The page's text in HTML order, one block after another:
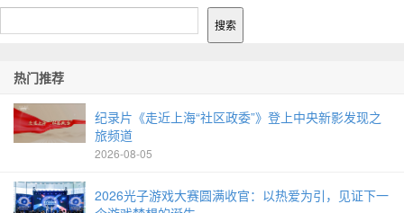
搜索
热门推荐
纪录片《走近上海“社区政委”》登上中央新影发现之
旅频道
2026-08-05
2026光子游戏大赛圆满收官：以热爱为引，见证下一